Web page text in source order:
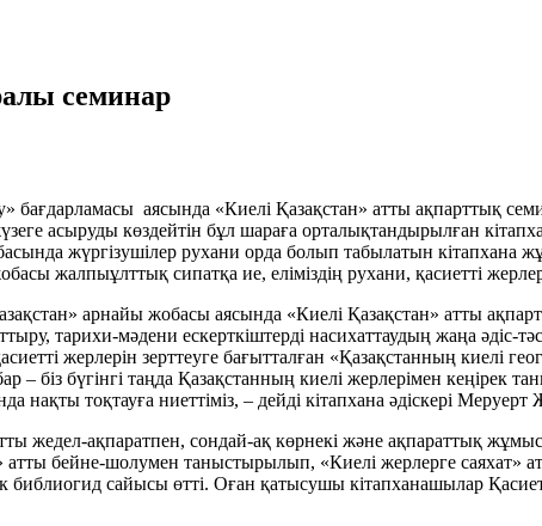
семинар
бағдарламасы аясында «Киелі Қазақстан» атты ақпарттық
асыруды көздейтін бұл шараға орталықтандырылған
жүргізушілер рухани орда болып табылатын кітапхана
жалпыұлттық сипатқа ие, еліміздің рухани, қасиетті
арнайы жобасы аясында «Киелі Қазақстан» атты
тарихи-мәдени ескерткіштерді насихаттаудың жаңа әдіс-
жерлерін зерттеуге бағытталған «Қазақстанның киелі
бар – біз бүгінгі таңда Қазақстанның киелі жерлерімен
нақты тоқтауға ниеттіміз, – дейді кітапхана әдіскері Меруерт
жедел-ақпаратпен, сондай-ақ көрнекі және ақпараттық
бейне-шолумен таныстырылып, «Киелі жерлерге саяхат»
сайысы өтті. Оған қатысушы кітапханашылар